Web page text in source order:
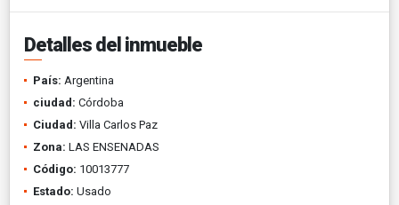
Detalles del inmueble
País: Argentina
ciudad: Córdoba
Ciudad: Villa Carlos Paz
Zona: LAS ENSENADAS
Código: 10013777
Estado: Usado